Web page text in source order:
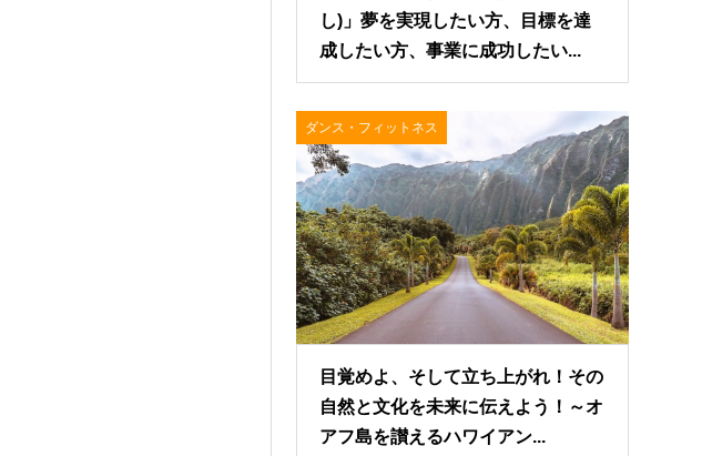
し)」夢を実現したい方、目標を達
成したい方、事業に成功したい...
ダンス・フィットネス
目覚めよ、そして立ち上がれ！その
自然と文化を未来に伝えよう！～オ
アフ島を讃えるハワイアン...